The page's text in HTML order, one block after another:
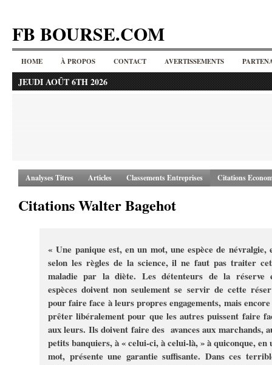
FB BOURSE.COM
HOME À PROPOS CONTACT AVERTISSEMENTS
JEUDI AOÛT 6TH 2026
Analyses Titres Articles Classements Entreprises Citations
Citations Walter Bagehot
« Une panique est, en un mot, une espèce de névralgie,
selon les règles de la science, il ne faut pas traiter
maladie par la diète. Les détenteurs de la réserve
espèces doivent non seulement se servir de cette
pour faire face à leurs propres engagements, mais
prêter libéralement pour que les autres puissent faire
aux leurs. Ils doivent faire des avances aux marchands,
petits banquiers, à « celui-ci, à celui-là, » à quiconque, en
mot, présente une garantie suffisante. Dans ces